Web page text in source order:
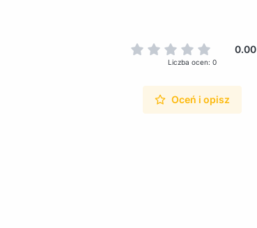
0.00
Liczba ocen: 0
Oceń i opisz